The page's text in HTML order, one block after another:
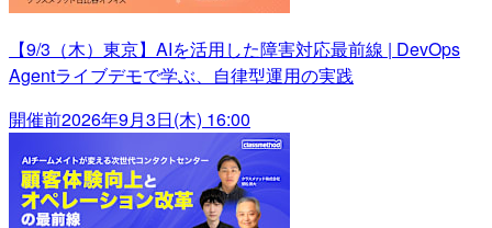
【9/3（木）東京】AIを活用した障害対応最前線 | DevOps
Agentライブデモで学ぶ、自律型運用の実践
開催前2026年9月3日(木) 16:00